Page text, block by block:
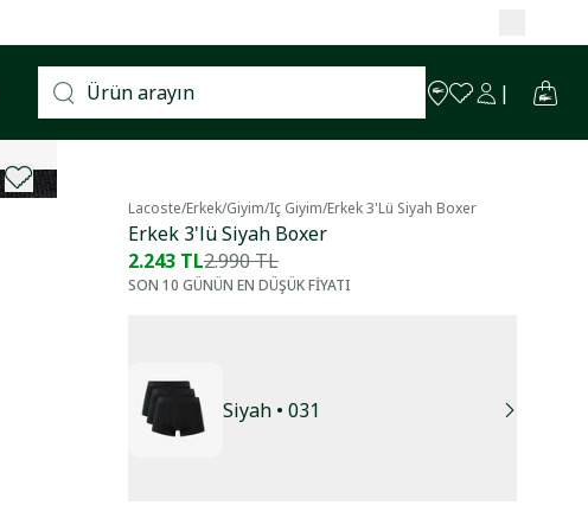
Lacoste/Erkek/Giyim/Iç Giyim/Erkek 3'lü Siyah Boxer
Erkek 3'lü Siyah Boxer
2.243 TL2.990 TL
SON 10 GÜNÜN EN DÜŞÜK FİYATI
Siyah • 031